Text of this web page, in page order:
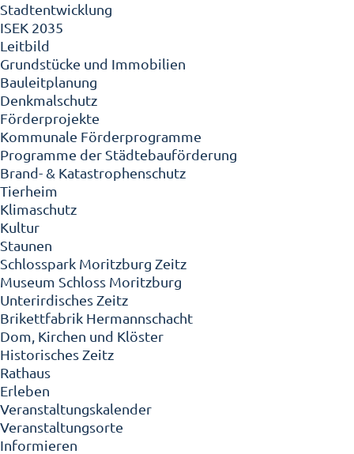
Stadtentwicklung
ISEK 2035
Leitbild
Grundstücke und Immobilien
Bauleitplanung
Denkmalschutz
Förderprojekte
Kommunale Förderprogramme
Programme der Städtebauförderung
Brand- & Katastrophenschutz
Tierheim
Klimaschutz
Kultur
Staunen
Schlosspark Moritzburg Zeitz
Museum Schloss Moritzburg
Unterirdisches Zeitz
Brikettfabrik Hermannschacht
Dom, Kirchen und Klöster
Historisches Zeitz
Rathaus
Erleben
Veranstaltungskalender
Veranstaltungsorte
Informieren